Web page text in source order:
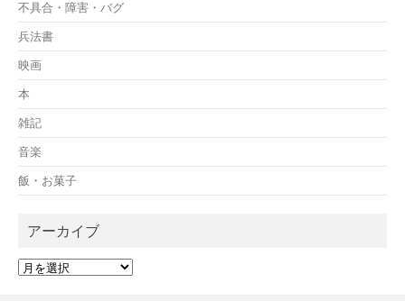
不具合・障害・バグ
兵法書
映画
本
雑記
音楽
飯・お菓子
アーカイブ
ア